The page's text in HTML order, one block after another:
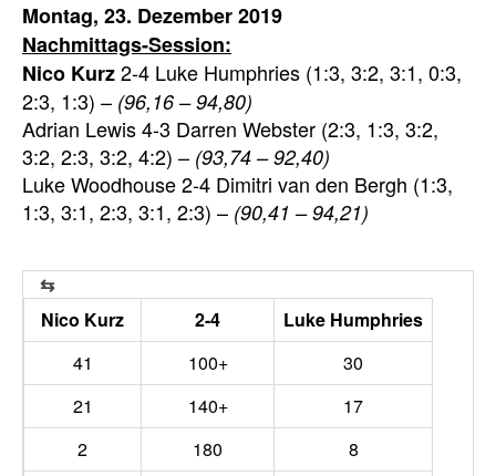
Montag, 23. Dezember 2019
Nachmittags-Session:
Nico Kurz2-4 Luke Humphries (1:3, 3:2, 3:1, 0:3,
2:3, 1:3) – (96,16 – 94,80)
Adrian Lewis 4-3 Darren Webster (2:3, 1:3, 3:2,
3:2, 2:3, 3:2, 4:2) – (93,74 – 92,40)
Luke Woodhouse 2-4 Dimitri van den Bergh (1:3,
1:3, 3:1, 2:3, 3:1, 2:3) – (90,41 – 94,21)
Nico Kurz 2-4
Luke Humphries
41
100+
30
21
140+
17
2
180
8